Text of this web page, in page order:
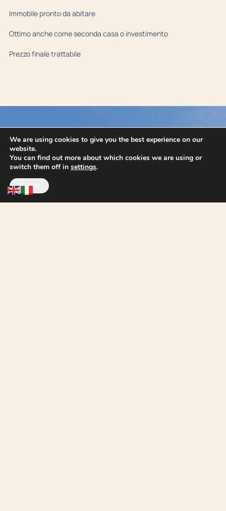
Immobile pronto da abitare
Ottimo anche come seconda casa o investimento
Prezzo finale trattabile
Trova la tua casa
perfetta nel Monferrato
We are using cookies to give you the best experience on our
website.
You can find out more about which cookies we are using or
switch them off in settings.
Accept